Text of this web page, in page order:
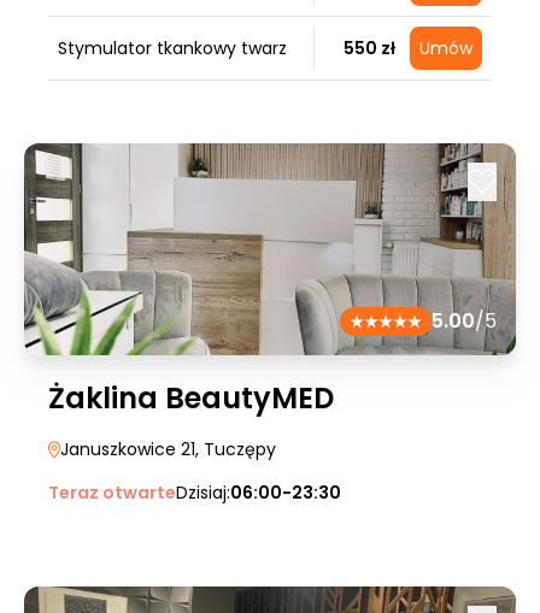
Stymulator tkankowy twarz 550 zł Umów
5.00/5
Żaklina BeautyMED
Januszkowice 21, Tuczępy
Teraz otwarteDzisiaj:06:00-23:30